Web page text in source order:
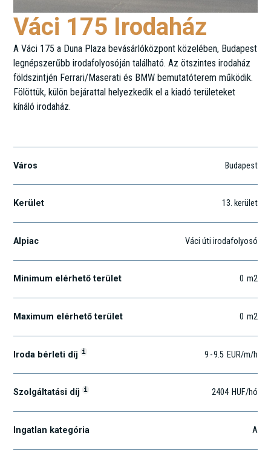
Váci 175 Irodaház
A Váci 175 a Duna Plaza bevásárlóközpont közelében, Budapest
legnépszerűbb irodafolyosóján található. Az ötszintes irodaház
földszintjén Ferrari/Maserati és BMW bemutatóterem működik.
Fölöttük, külön bejárattal helyezkedik el a kiadó területeket
kínáló irodaház.
Város Budapest
Kerület 13. kerület
Alpiac Váci úti irodafolyosó
Minimum elérhető terület 0 m2
Maximum elérhető terület 0 m2
Iroda bérleti díj i 9 -9.5 EUR/m/h
Szolgáltatási díj i 2404 HUF/hó
Ingatlan kategória A